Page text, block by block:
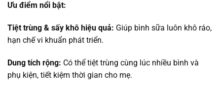
Ưu điểm nổi bật:
Tiệt trùng & sấy khô hiệu quả: Giúp bình sữa luôn khô ráo,
hạn chế vi khuẩn phát triển.
Dung tích rộng: Có thể tiệt trùng cùng lúc nhiều bình và
phụ kiện, tiết kiệm thời gian cho mẹ.